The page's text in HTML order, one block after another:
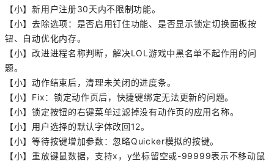
【小】新用户注册30天内不限制功能。
【小】去除选项：是否启用钉住功能、是否显示锁定切换面板按
钮、自动优化内存。
【小】改进进程名称判断，解决LOL游戏中黑名单不起作用的问
题。
【小】动作结束后，清理未关闭的进度条。
【小】Fix：锁定动作页后，快捷键绑定无法更新的问题。
【小】锁定按钮的右键菜单过滤掉没有动作页的应用名称。
【小】用户选择的默认字体改回12。
【小】等待按键增加参数： 忽略Quicker模拟的按键。
【小】重放键鼠数据，支持x，y坐标留空或-99999表示不移动鼠